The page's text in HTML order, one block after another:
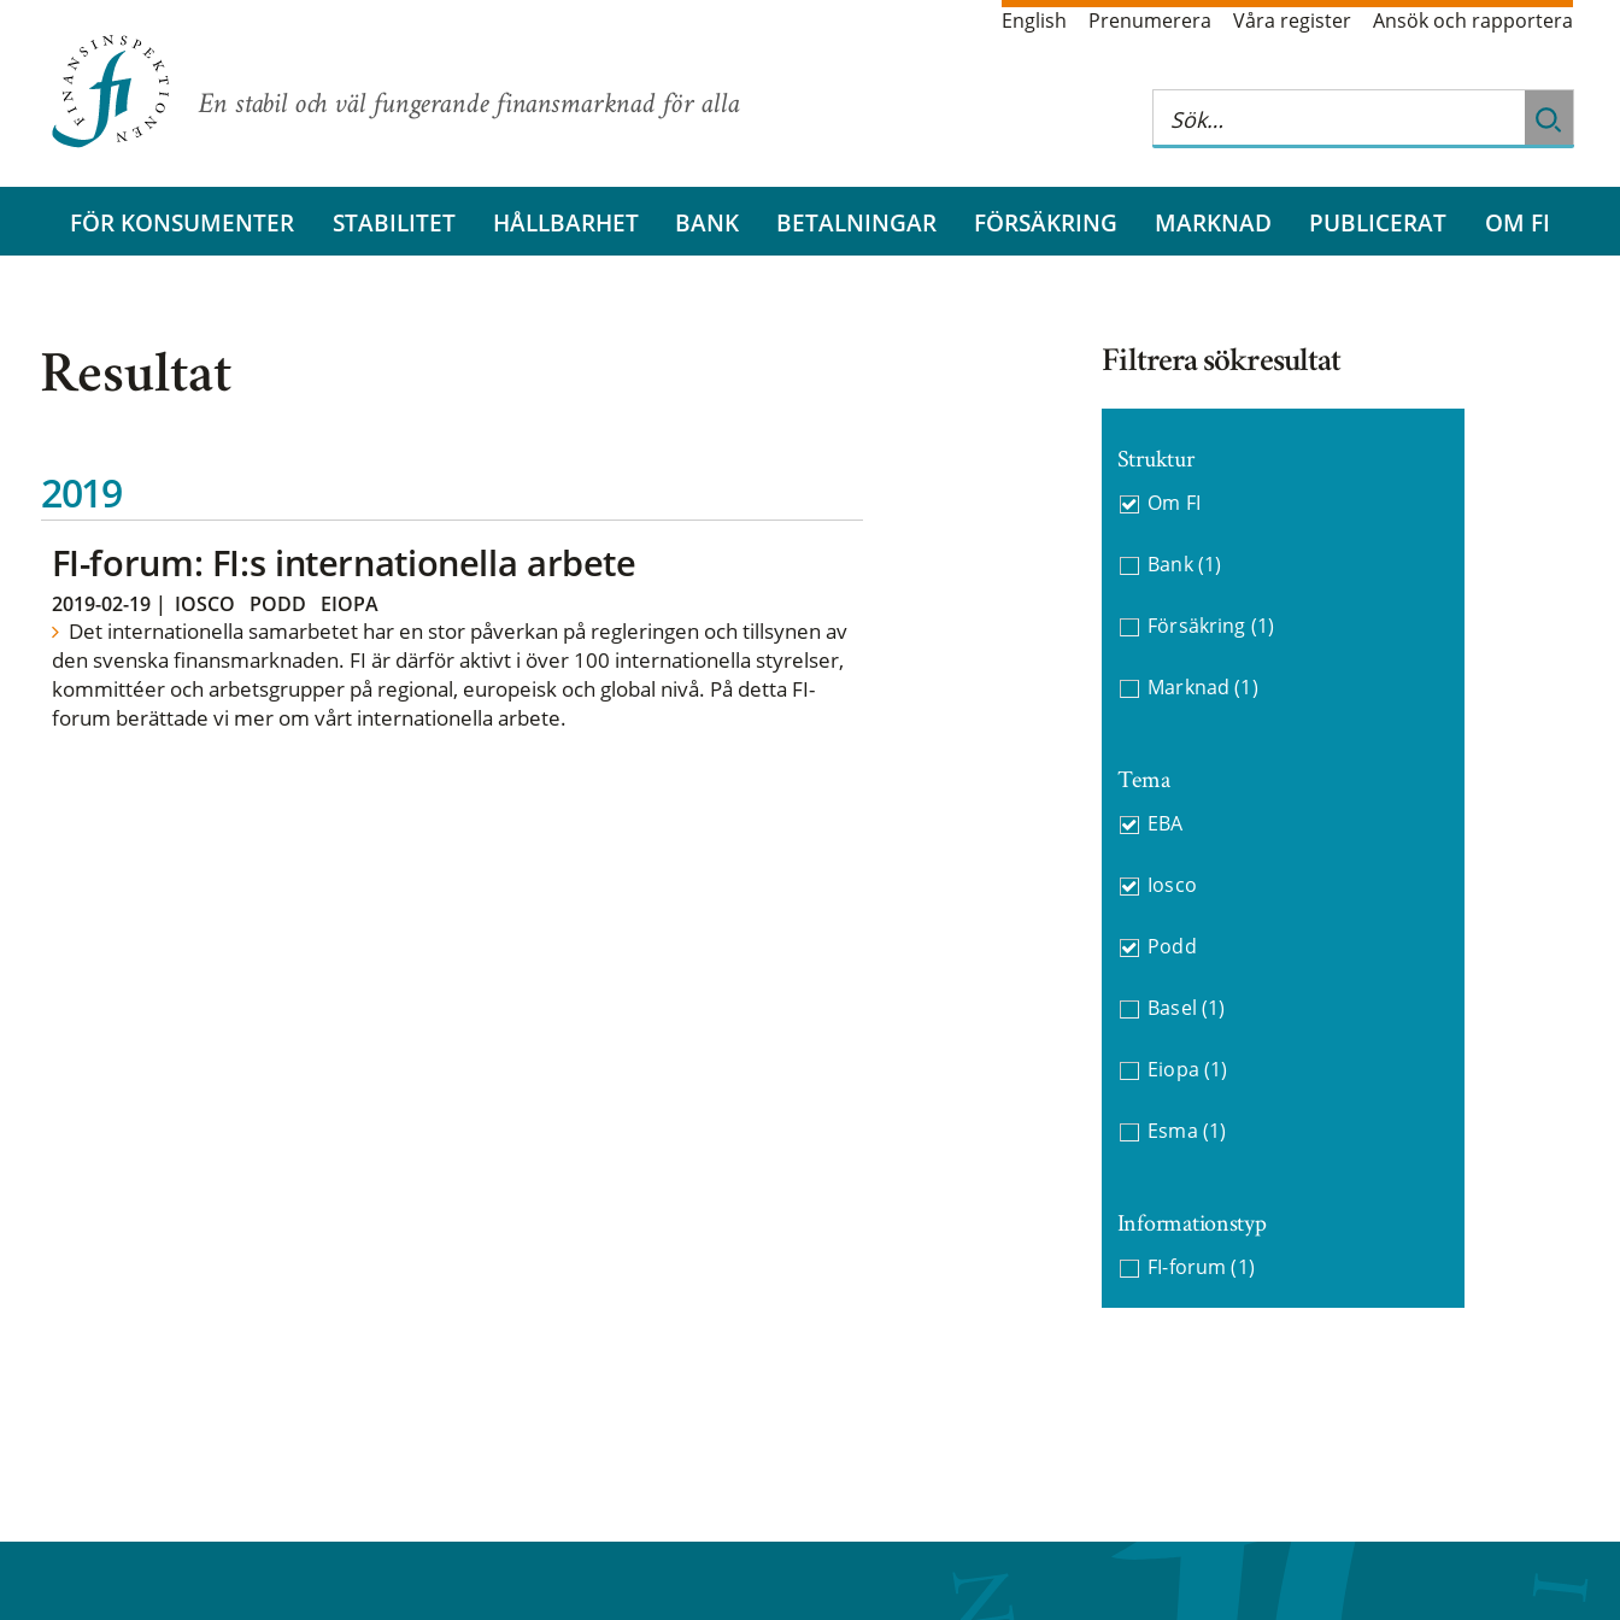
En stabil och väl fungerande finansmarknad för alla
English Prenumerera Våra register Ansök och rapportera
FÖR KONSUMENTER STABILITET HÅLLBARHET BANK BETALNINGAR FÖRSÄKRING MARKNAD PUBLICERAT OM FI
Resultat
2019
FI-forum: FI:s internationella arbete
2019-02-19| IOSCO PODD EIOPA
Det internationella samarbetet har en stor påverkan på regleringen och tillsynen av
den svenska finansmarknaden. FI är därför aktivt i över 100 internationella styrelser,
kommittéer och arbetsgrupper på regional, europeisk och global nivå. På detta FI-
forum berättade vi mer om vårt internationella arbete.
Filtrera sökresultat
Struktur
Om FI
Bank (1)
Försäkring (1)
Marknad (1)
Tema
EBA
Iosco
Podd
Basel (1)
Eiopa (1)
Esma (1)
Informationstyp
FI-forum (1)